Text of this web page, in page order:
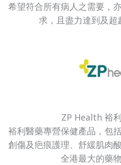
希望符合所有病人之需要，
求，且盡力達到及超
ZP Health 裕
裕利醫藥專營保健產品，包
創傷及疤痕護理、舒緩肌肉
全港最大的藥物